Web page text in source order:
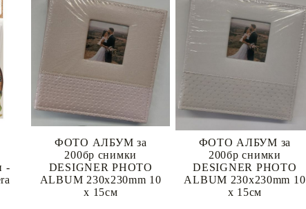
-
ФОТО АЛБУМ за
200бр снимки
DESIGNER PHOTO
ALBUM 230х230mm 10
х 15см
ФОТО АЛБУМ за
200бр снимки
DESIGNER PHOTO
ALBUM 230х230mm 10
х 15см